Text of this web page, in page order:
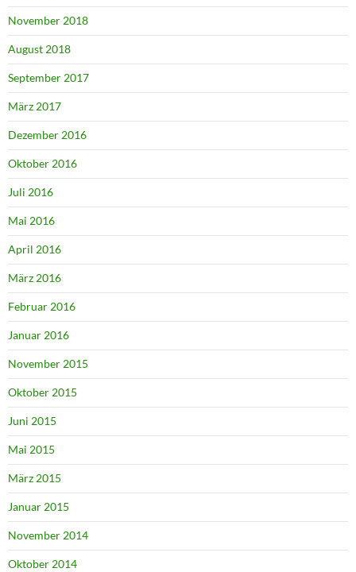
November 2018
August 2018
September 2017
März 2017
Dezember 2016
Oktober 2016
Juli 2016
Mai 2016
April 2016
März 2016
Februar 2016
Januar 2016
November 2015
Oktober 2015
Juni 2015
Mai 2015
März 2015
Januar 2015
November 2014
Oktober 2014